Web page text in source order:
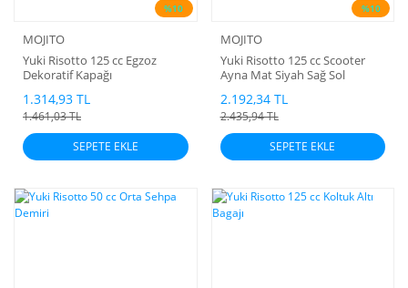
%10
MOJITO
Yuki Risotto 125 cc Egzoz
Dekoratif Kapağı
1.314,93 TL
1.461,03 TL
SEPETE EKLE
%10
MOJITO
Yuki Risotto 125 cc Scooter
Ayna Mat Siyah Sağ Sol
2.192,34 TL
2.435,94 TL
SEPETE EKLE